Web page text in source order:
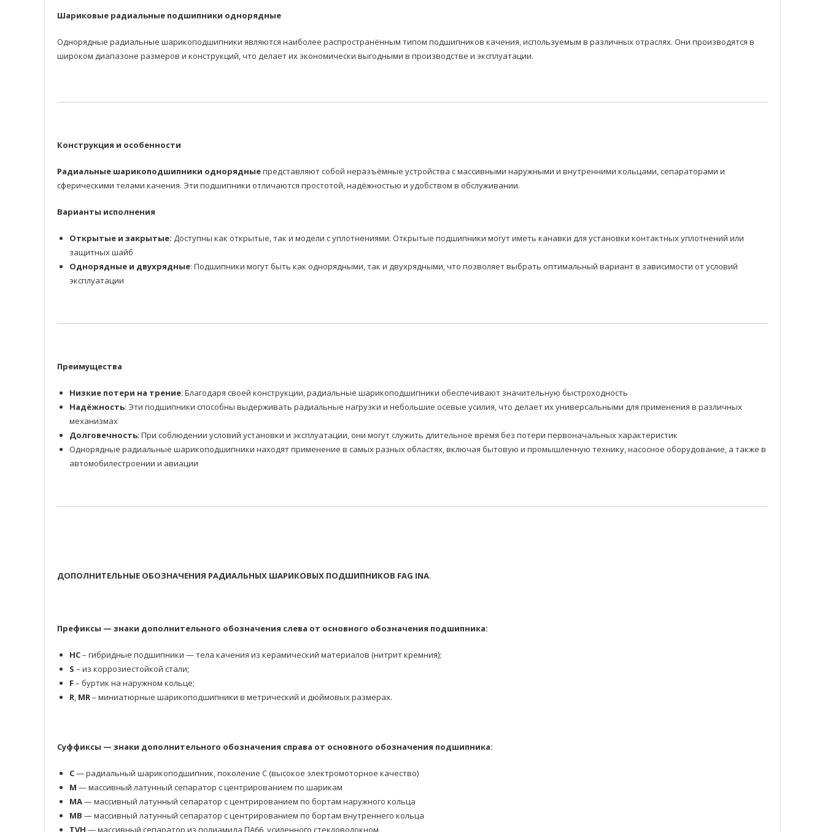
Шариковые радиальные подшипники однорядные
Однорядные радиальные шарикоподшипники являются наиболее распространённым типом подшипников качения, используемым в различных отраслях. Они производятся в
широком диапазоне размеров и конструкций, что делает их экономически выгодными в производстве и эксплуатации.
Конструкция и особенности
Радиальные шарикоподшипники однорядныепредставляют собой неразъёмные устройства с массивными наружными и внутренними кольцами, сепараторами и
сферическими телами качения. Эти подшипники отличаются простотой, надёжностью и удобством в обслуживании.
Варианты исполнения
Открытые и закрытые: Доступны как открытые, так и модели с уплотнениями. Открытые подшипники могут иметь канавки для установки контактных уплотнений или
защитных шайб
Однорядные и двухрядные: Подшипники могут быть как однорядными, так и двухрядными, что позволяет выбрать оптимальный вариант в зависимости от условий
эксплуатации
Преимущества
Низкие потери на трение: Благодаря своей конструкции, радиальные шарикоподшипники обеспечивают значительную быстроходность
Надёжность: Эти подшипники способны выдерживать радиальные нагрузки и небольшие осевые усилия, что делает их универсальными для применения в различных
механизмах
Долговечность: При соблюдении условий установки и эксплуатации, они могут служить длительное время без потери первоначальных характеристик
Однорядные радиальные шарикоподшипники находят применение в самых разных областях, включая бытовую и промышленную технику, насосное оборудование, а также в
автомобилестроении и авиации
ДОПОЛНИТЕЛЬНЫЕ ОБОЗНАЧЕНИЯ РАДИАЛЬНЫХ ШАРИКОВЫХ ПОДШИПНИКОВ FAG INA.
Префиксы — знаки дополнительного обозначения слева от основного обозначения подшипника:
HC– гибридные подшипники — тела качения из керамический материалов (нитрит кремния);
S – из коррозиестойкой стали;
F– буртик на наружном кольце;
R, MR– миниатюрные шарикоподшипники в метрический и дюймовых размерах.
Суффиксы — знаки дополнительного обозначения справа от основного обозначения подшипника:
C— радиальный шарикоподшипник, поколение C (высокое электромоторное качество)
M — массивный латунный сепаратор с центрированием по шарикам
MA— массивный латунный сепаратор с центрированием по бортам наружного кольца
MB — массивный латунный сепаратор с центрированием по бортам внутреннего кольца
TVH — массивный сепаратор из полиамида ПА66, усиленного стекловолокном